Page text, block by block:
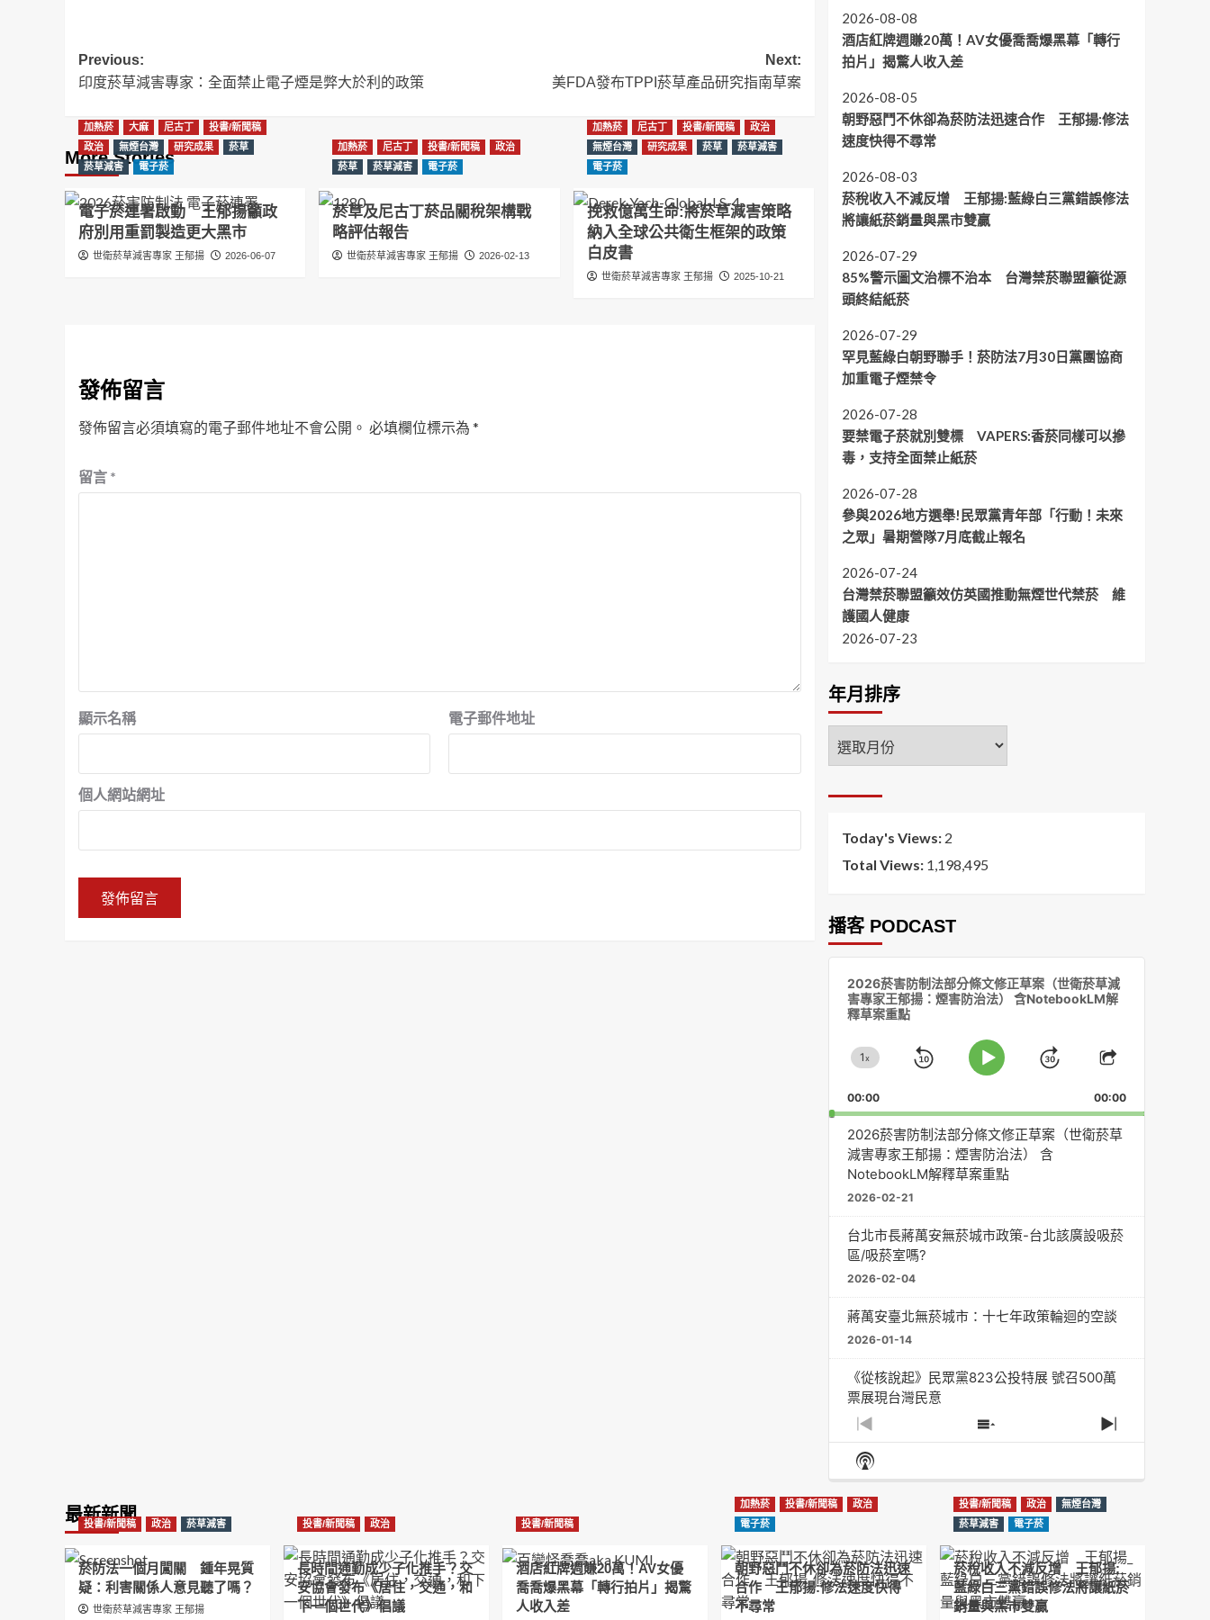
Post
navigation
Previous:
印度菸草減害專家：全面禁止電子煙是弊大於利的政策
Next:
美FDA發布TPPI菸草產品研究指南草案
More Stories
加熱菸 大麻 尼古丁
投書/新聞稿
政治
無煙台灣 研究成果
菸草
菸草減害
電子菸
電子菸連署啟動 王郁揚籲政
府別用重罰製造更大黑市
世衛菸草減害專家 王郁揚 2026-06-07
加熱菸 尼古丁 投書/新聞稿
政治
菸草
菸草減害 電子菸
菸草及尼古丁菸品關稅架構戰
略評估報告
世衛菸草減害專家 王郁揚 2026-02-13
加熱菸 尼古丁 投書/新聞稿
政治
無煙台灣
研究成果 菸草
菸草減害
電子菸
挽救億萬生命:將菸草減害策略
納入全球公共衛生框架的政策
白皮書
世衛菸草減害專家 王郁揚 2025-10-21
發佈留言
發佈留言必須填寫的電子郵件地址不會公開。 必填欄位標示為 *
留言 *
顯示名稱 電子郵件地址
個人網站網址
2026-08-08
酒店紅牌週賺20萬！AV女優喬喬爆黑幕「轉行
拍片」揭驚人收入差
2026-08-05
朝野惡鬥不休卻為菸防法迅速合作 王郁揚:修法
速度快得不尋常
2026-08-03
菸稅收入不減反增 王郁揚:藍綠白三黨錯誤修法
將讓紙菸銷量與黑市雙贏
2026-07-29
85%警示圖文治標不治本 台灣禁菸聯盟籲從源
頭終結紙菸
2026-07-29
罕見藍綠白朝野聯手！菸防法7月30日黨團協商
加重電子煙禁令
2026-07-28
要禁電子菸就別雙標 VAPERS:香菸同樣可以摻
毒，支持全面禁止紙菸
2026-07-28
參與2026地方選舉!民眾黨青年部「行動！未來
之眾」暑期營隊7月底截止報名
2026-07-24
台灣禁菸聯盟籲效仿英國推動無煙世代禁菸 維
護國人健康
2026-07-23
年月排序
年
月
Today's Views: 2
Total Views: 1,198,495
播客 PODCAST
2026菸害防制法部分條文修正草案（世衛菸草減
害專家王郁揚：煙害防治法） 含NotebookLM解
釋草案重點
Change
Rate
1x
Skip Play
Jump
Forward
Share
Episode
00:00 00:00
2026菸害防制法部分條文修正草案（世衛菸草
減害專家王郁揚：煙害防治法） 含
NotebookLM解釋草案重點
2026-02-21
台北市長蔣萬安無菸城市政策-台北該廣設吸菸
區/吸菸室嗎?
2026-02-04
蔣萬安臺北無菸城市：十七年政策輪迴的空談
2026-01-14
《從核說起》民眾黨823公投特展 號召500萬
票展現台灣民意
2025-08-11
大罷免凸 <726,823反罷免主題曲> #大展鴻圖
2025-07-05
دليل مناصرة السجائر الإلكترونية: التاريخ الخفي
الاجتماعية #Fahad Al-Jalajel #فهد بن
عبدالرحمن الجلاجل #Sania Nishtar #ثانیہ نشتر;
Previous
Episode
Show
Episodes
Next
Episode
Show
Podcast
Information
最新新聞
投書/新聞稿 政治 菸草減害
菸防法一個月闖關 鍾年晃質
疑：利害關係人意見聽了嗎？
世衛菸草減害專家 王郁揚
投書/新聞稿 政治
長時間通勤成少子化推手？交
安協會發布《居住，交通，和
下一個世代》倡議
投書/新聞稿
酒店紅牌週賺20萬！AV女優
喬喬爆黑幕「轉行拍片」揭驚
人收入差
加熱菸 投書/新聞稿
政治
電子菸
朝野惡鬥不休卻為菸防法迅速
合作 王郁揚:修法速度快得
不尋常
投書/新聞稿 政治
無煙台灣
菸草減害
電子菸
菸稅收入不減反增 王郁揚:
藍綠白三黨錯誤修法將讓紙菸
銷量與黑市雙贏